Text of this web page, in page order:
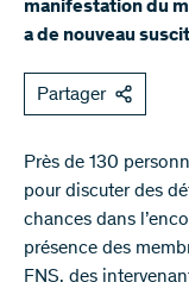
manifestation du
a de nouveau
Partager
​Près de 130
pour discuter des
chances dans
présence des
FNS, des